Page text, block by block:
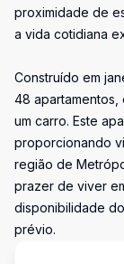
proximidade de
a vida cotidiana
Construído em
48
um carro. Este
proporcionando
região de
prazer de viver
disponibilidade
prévio.